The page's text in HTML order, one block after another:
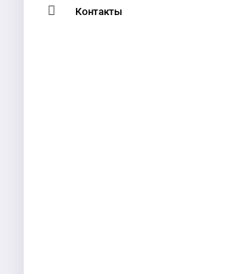
Контакты